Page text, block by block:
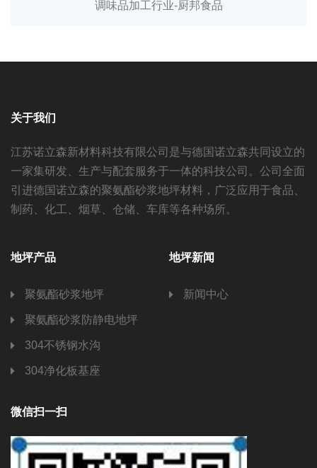
调味品加工行业-厨邦食品
关于我们
江苏诺立森新材料科技有限公司是与德国诺立森共同设立的
一家集研发、生产与配套服务于一体的科技公司。公司全面
引进德国诺立森的聚氨酯砂浆地坪材料，广泛应用于食品、
制药、化工、烟草、仓储、车库等各种场所。
地坪产品
聚氨酯砂浆地坪
聚氨酯砂浆防静电地坪
304不锈钢水沟
304净化板基座
地坪新闻
新闻中心
微信扫一扫